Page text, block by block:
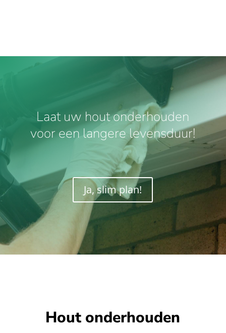
Laat uw hout onderhouden
voor een langere levensduur!
Ja, slim plan!
Hout onderhouden